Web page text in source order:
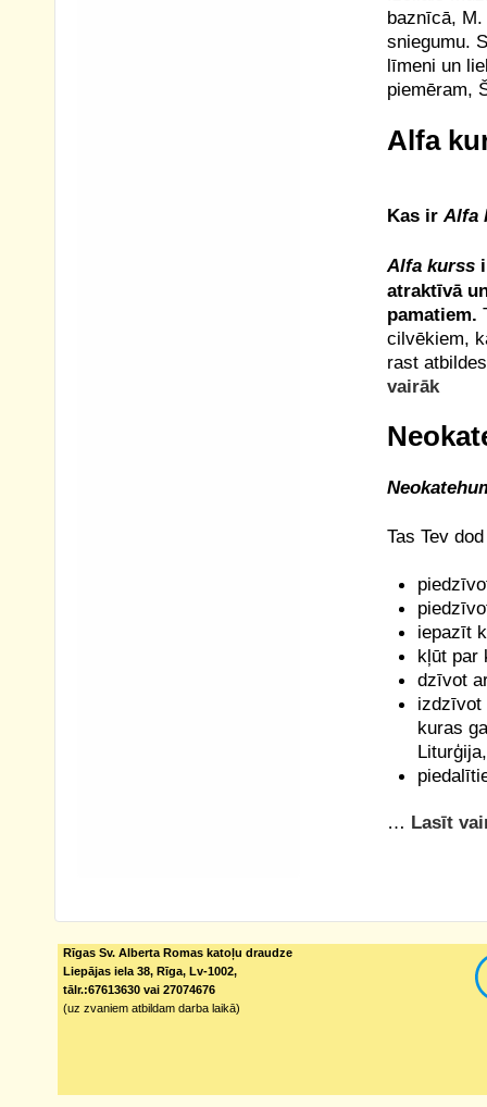
baznīcā,
sniegumu.
līmeni un
Alfa
Kas irAlfa
Alfa kurss
atraktīvā
pamatiem.
cilvēkiem,
rast
vairāk
Tas Tev
iepazīt
kļūt par
dzīvot
izdzīvot
kuras
… Lasīt
Rīgas Sv. Alberta Romas katoļu draudze
Liepājas iela 38, Rīga, Lv-1002,
tālr.:67613630 vai 27074676
(uz zvaniem atbildam darba laikā)